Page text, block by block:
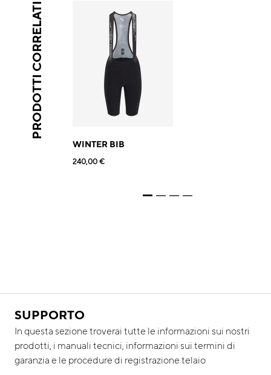
PRODOTTI CORRELATI
WINTER BIB
240,00 €
SUPPORTO
In questa sezione troverai tutte le informazioni sui nostri
prodotti, i manuali tecnici, informazioni sui termini di
garanzia e le procedure di registrazione telaio